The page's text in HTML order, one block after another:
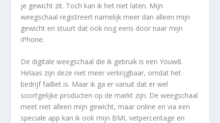
je gewicht zit. Toch kan ik het niet laten. Mijn
weegschaal registreert namelijk meer dan alleen mijn
gewicht en stuurt dat ook nog eens door naar mijn
iPhone.
De digitale weegschaal die ik gebruik is een Youw8.
Helaas zijn deze niet meer verkrijgbaar, omdat het
bedrijf failliet is. Maar ik ga er vanuit dat er wel
soortgelijke producten op de markt zijn. De weegschaal
meet niet alleen mijn gewicht, maar online en via een
speciale app kan ik ook mijn BMI, vetpercentage en